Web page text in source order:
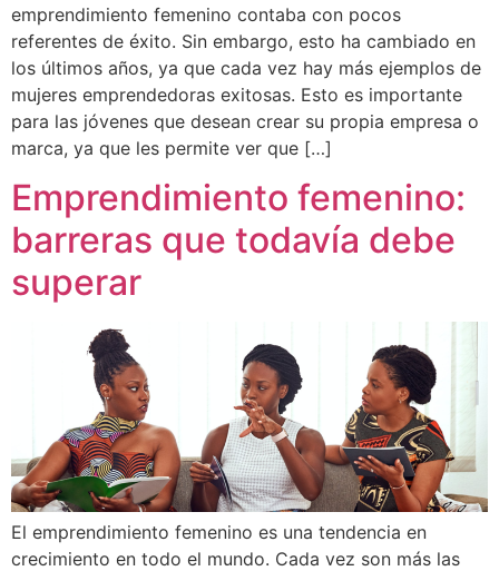
emprendimiento femenino contaba con pocos
referentes de éxito. Sin embargo, esto ha cambiado en
los últimos años, ya que cada vez hay más ejemplos de
mujeres emprendedoras exitosas. Esto es importante
para las jóvenes que desean crear su propia empresa o
marca, ya que les permite ver que […]
Emprendimiento femenino:
barreras que todavía debe
superar
El emprendimiento femenino es una tendencia en
crecimiento en todo el mundo. Cada vez son más las